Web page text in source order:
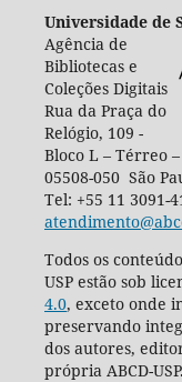
Universidade de
Agência de
Bibliotecas e
Coleções Digitais
Rua da Praça do
Relógio, 109 -
Bloco L – Térreo
05508-050 São
Tel: +55 11
Todos os
USP estão sob
4.0, exceto onde
preservando
dos autores,
própria ABCD-USP.